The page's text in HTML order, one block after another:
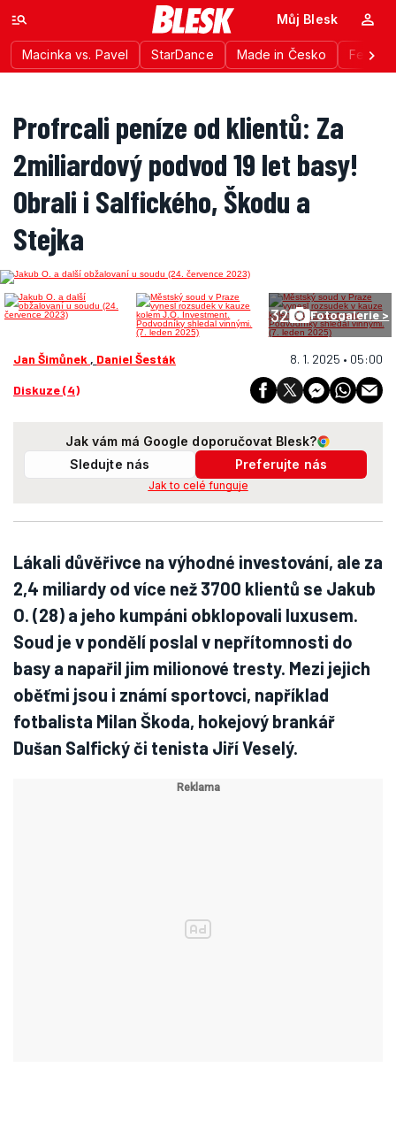
Macinka vs. Pavel StarDance Made in Česko
Můj Blesk
Profrcali peníze od klientů: Za
2miliardový podvod 19 let basy!
Obrali i Salfického, Škodu a
Stejka
32 Fotogalerie >
Jan Šimůnek , Daniel Šesták 8. 1. 2025 • 05:00
Diskuze (4)
Jak vám má Google doporučovat Blesk?
Sledujte nás
Preferujte nás
Jak to celé funguje
Lákali důvěřivce na výhodné investování, ale za
2,4 miliardy od více než 3700 klientů se Jakub
O. (28) a jeho kumpáni obklopovali luxusem.
Soud je v pondělí poslal v nepřítomnosti do
basy a napařil jim milionové tresty. Mezi jejich
oběťmi jsou i známí sportovci, například
fotbalista Milan Škoda, hokejový brankář
Dušan Salfický či tenista Jiří Veselý.